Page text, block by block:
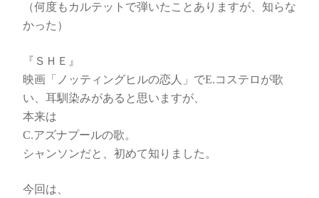
（何度もカルテットで弾いたことありますが、知らな
かった）
『ＳＨＥ』
映画「ノッティングヒルの恋人」でE.コステロが歌
い、耳馴染みがあると思いますが、
本来は
C.アズナプールの歌。
シャンソンだと、初めて知りました。
今回は、